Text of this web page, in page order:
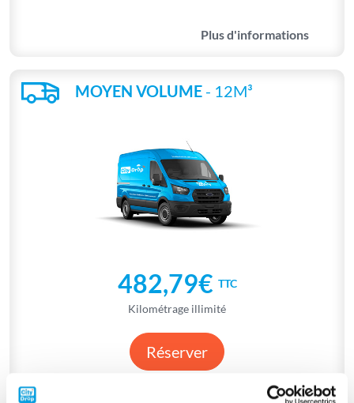
Plus d'informations
MOYEN VOLUME - 12M³
482,79€ TTC
Kilométrage illimité
Réserver